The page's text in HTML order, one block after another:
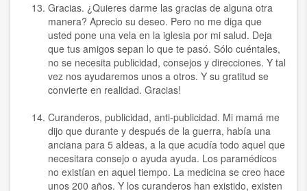
Gracias. ¿Quieres darme las gracias de alguna otra
manera? Aprecio su deseo. Pero no me diga que
usted pone una vela en la iglesia por mi salud. Deja
que tus amigos sepan lo que te pasó. Sólo cuéntales,
no se necesita publicidad, consejos y direcciones. Y tal
vez nos ayudaremos unos a otros. Y su gratitud se
convierte en realidad. Gracias!
Curanderos, publicidad, anti-publicidad. Mi mamá me
dijo que durante y después de la guerra, había una
anciana para 5 aldeas, a la que acudía todo aquel que
necesitara consejo o ayuda ayuda. Los paramédicos
no existían en aquel tiempo. La medicina se creo hace
unos 200 años. Y los curanderos han existido, existen